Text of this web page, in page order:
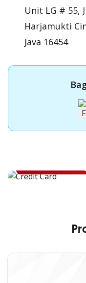
Unit LG # 55,
Harjamukti
Java 16454
Apply Kartu